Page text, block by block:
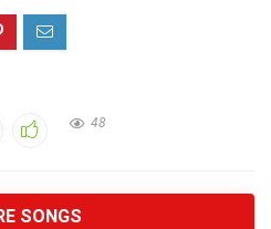
48
SONGS